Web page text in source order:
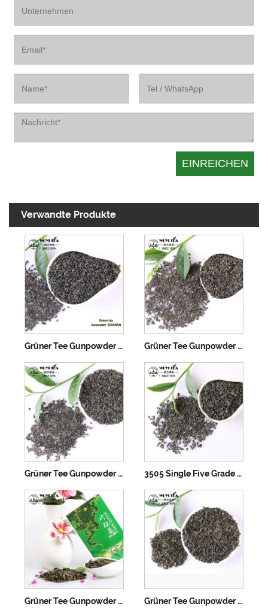
Verwandte Produkte
Grüner Tee Gunpowder Tee 3505AAA Grüner Tee Gunpowder Tee 3505AA
Grüner Tee Gunpowder Tee 3505A 3505 Single Five Grade Green Tea Gunpowder
Grüner Tee Gunpowder Tee 3505 Grüner Tee Gunpowder Tee 3505B